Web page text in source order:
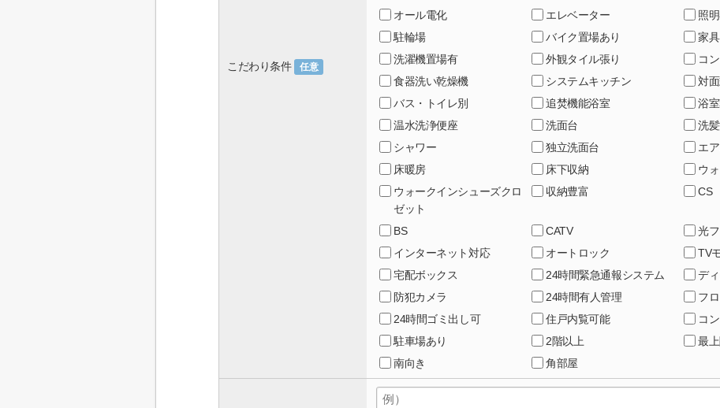
こだわり条件 任意
オール電化
エレベーター
照
駐輪場
バイク置場あり
家
洗濯機置場有
外観タイル張り
コ
食器洗い乾燥機
システムキッチン
対
バス・トイレ別
追焚機能浴室
浴
温水洗浄便座
洗面台
洗
シャワー
独立洗面台
エ
床暖房
床下収納
ウ
ウォークインシューズクロ
ゼット
収納豊富 CS
BS CATV
光
インターネット対応
オートロック
TV
宅配ボックス
24時間緊急通報システム
デ
防犯カメラ
24時間有人管理
フ
24時間ゴミ出し可
住戸内覧可能
コ
駐車場あり
2階以上
最
南向き
角部屋